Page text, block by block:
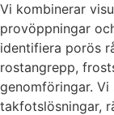
Vi kombinerar
provöppningar
identifiera porös
rostangrepp,
genomföringar.
takfotslösningar,